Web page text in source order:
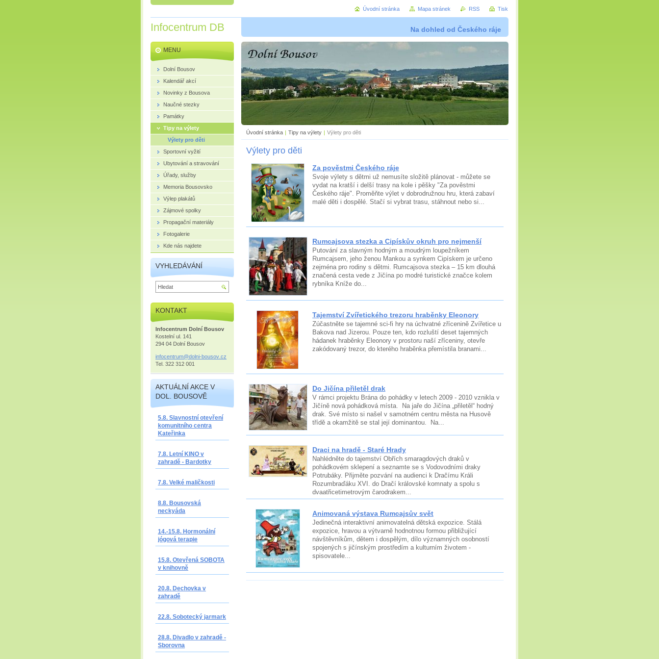
Infocentrum DB Na dohled od Českého ráje
Úvodní stránka | Tipy na výlety | Výlety pro děti
Výlety pro děti
Za pověstmi Českého ráje
Svoje výlety s dětmi už nemusíte složitě plánovat - můžete se
vydat na kratší i delší trasy na kole i pěšky "Za pověstmi
Českého ráje". Proměňte výlet v dobrodružnou hru, která zabaví
malé děti i dospělé. Stačí si vybrat trasu, stáhnout nebo si...
Rumcajsova stezka a Cipískův okruh pro nejmenší
Putování za slavným hodným a moudrým loupežníkem
Rumcajsem, jeho ženou Mankou a synkem Cipískem je určeno
zejména pro rodiny s dětmi. Rumcajsova stezka – 15 km dlouhá
značená cesta vede z Jičína po modré turistické značce kolem
rybníka Kníže do...
Tajemství Zvířetického trezoru hraběnky Eleonory
Zúčastněte se tajemné sci-fi hry na úchvatné zřícenině Zvířetice u
Bakova nad Jizerou. Pouze ten, kdo rozluští deset tajemných
hádanek hraběnky Eleonory v prostoru naší zříceniny, otevře
zakódovaný trezor, do kterého hraběnka přemístila branami...
Do Jičína přiletěl drak
V rámci projektu Brána do pohádky v letech 2009 - 2010 vznikla v
Jičíně nová pohádková místa. Na jaře do Jičína „přiletěl“ hodný
drak. Své místo si našel v samotném centru města na Husově
třídě a okamžitě se stal její dominantou. Na...
Draci na hradě - Staré Hrady
Nahlédněte do tajemství Obřích smaragdových draků v
pohádkovém sklepení a seznamte se s Vodovodními draky
Potrubáky. Přijměte pozvání na audienci k Dračímu Králi
Rozumbraďáku XVI. do Dračí královské komnaty a spolu s
dvaatřicetimetrovým čarodrakem...
Animovaná výstava Rumcajsův svět
Jedinečná interaktivní animovatelná dětská expozice. Stálá
expozice, hravou a výtvarně hodnotnou formou přibližující
návštěvníkům, dětem i dospělým, dílo významných osobností
spojených s jičínským prostředím a kulturním životem -
spisovatele...
MENU
Dolní Bousov
Kalendář akcí
Novinky z Bousova
Naučné stezky
Památky
Tipy na výlety
Výlety pro děti
Sportovní vyžití
Ubytování a stravování
Úřady, služby
Memoria Bousovsko
Výlep plakátů
Zájmové spolky
Propagační materiály
Fotogalerie
Kde nás najdete
VYHLEDÁVÁNÍ
KONTAKT
Infocentrum Dolní Bousov
Kostelní ul. 141
294 04 Dolní Bousov
infocentrum@dolni-bousov .cz
Tel. 322 312 001
AKTUÁLNÍ AKCE V
DOL. BOUSOVĚ
5.8. Slavnostní otevření
komunitního centra
Kateřinka
7.8. Letní KINO v
zahradě - Bardotky
7.8. Velké maličkosti
8.8. Bousovská
neckyáda
14.-15.8. Hormonální
jógová terapie
15.8. Otevřená SOBOTA
v knihovně
20.8. Dechovka v
zahradě
22.8. Sobotecký jarmark
28.8. Divadlo v zahradě -
Sborovna
Úvodní stránka Mapa stránek RSS Tisk